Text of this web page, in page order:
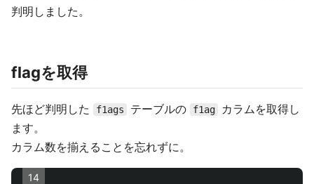
判明しました。
flagを取得
先ほど判明した f1ags テーブルの f1ag
カラムを取得し
ます。
カラム数を揃えることを忘れずに。
14